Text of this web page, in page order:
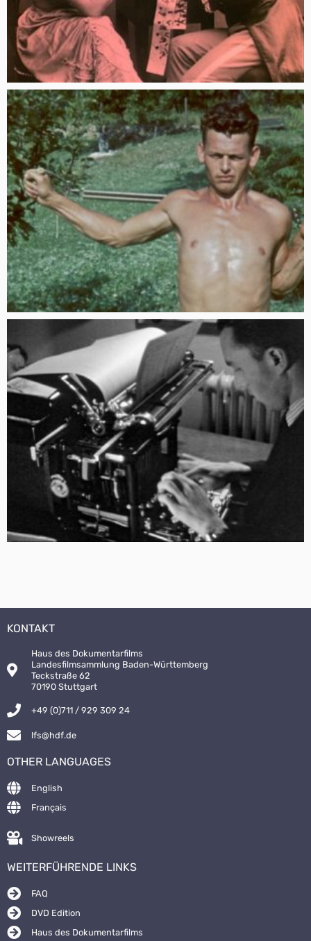
KONTAKT
Haus des Dokumentarfilms
Landesfilmsammlung Baden-Württemberg
Teckstraße 62
70190 Stuttgart
+49 (0)711 / 929 309 24
lfs@hdf.de
OTHER LANGUAGES
English
Français
Showreels
WEITERFÜHRENDE LINKS
FAQ
DVD Edition
Haus des Dokumentarfilms